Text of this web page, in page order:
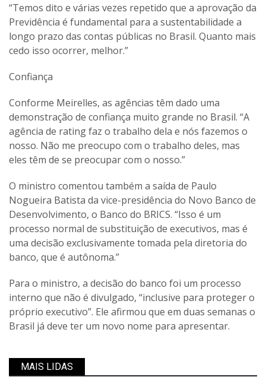
“Temos dito e várias vezes repetido que a aprovação da
Previdência é fundamental para a sustentabilidade a
longo prazo das contas públicas no Brasil. Quanto mais
cedo isso ocorrer, melhor.”
Confiança
Conforme Meirelles, as agências têm dado uma
demonstração de confiança muito grande no Brasil. “A
agência de rating faz o trabalho dela e nós fazemos o
nosso. Não me preocupo com o trabalho deles, mas
eles têm de se preocupar com o nosso.”
O ministro comentou também a saída de Paulo
Nogueira Batista da vice-presidência do Novo Banco de
Desenvolvimento, o Banco do BRICS. “Isso é um
processo normal de substituição de executivos, mas é
uma decisão exclusivamente tomada pela diretoria do
banco, que é autônoma.”
Para o ministro, a decisão do banco foi um processo
interno que não é divulgado, “inclusive para proteger o
próprio executivo”. Ele afirmou que em duas semanas o
Brasil já deve ter um novo nome para apresentar.
MAIS LIDAS